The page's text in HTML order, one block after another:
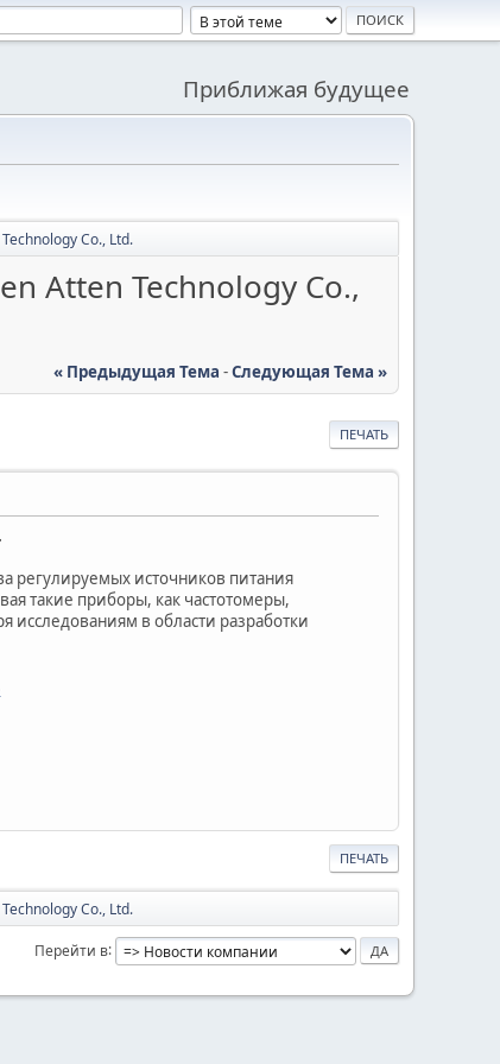
Приближая будущее
Co., Ltd.
Atten Technology Co.,
« Предыдущая Тема -Следующая Тема »
ПЕЧАТЬ
регулируемых источников питания
такие приборы, как частотомеры,
в области разработки
ПЕЧАТЬ
Co., Ltd.
Перейти в